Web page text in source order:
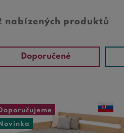
nabízených produktů
Doporučené
Doporučujeme
Novinka